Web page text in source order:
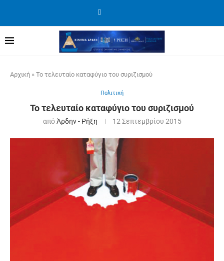
Αρχική » Το τελευταίο καταφύγιο του συριζισμού
Πολιτική
Το τελευταίο καταφύγιο του συριζισμού
απόΆρδην - Ρήξη 12 Σεπτεμβρίου 2015